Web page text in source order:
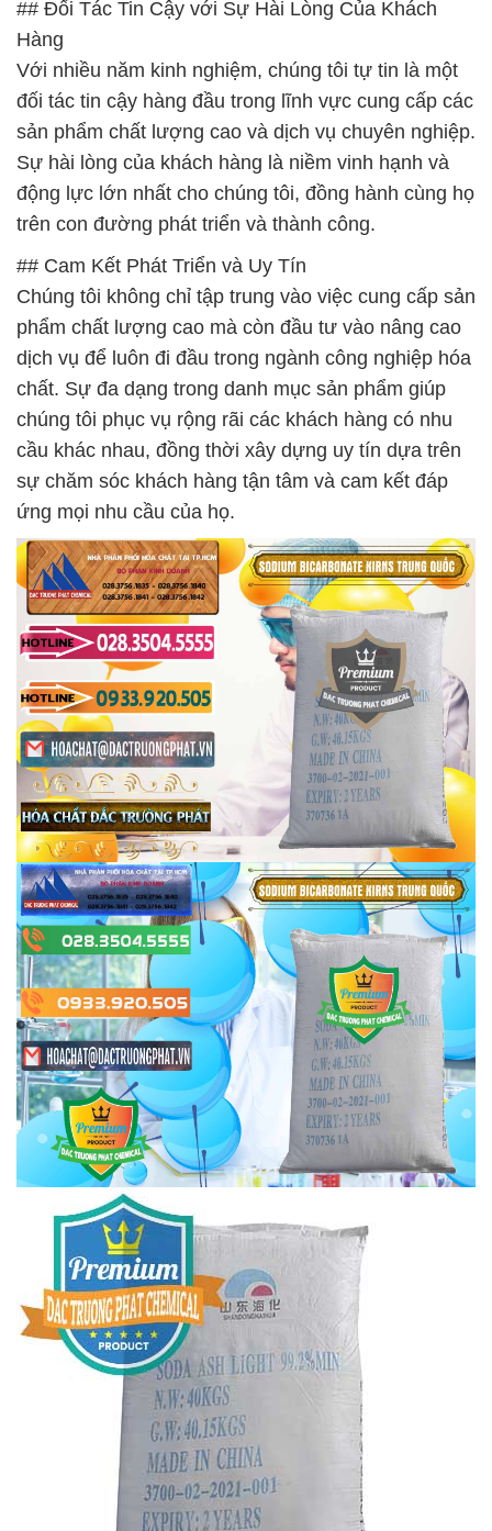
## Đối Tác Tin Cậy với Sự Hài Lòng Của Khách
Hàng
Với nhiều năm kinh nghiệm, chúng tôi tự tin là một
đối tác tin cậy hàng đầu trong lĩnh vực cung cấp các
sản phẩm chất lượng cao và dịch vụ chuyên nghiệp.
Sự hài lòng của khách hàng là niềm vinh hạnh và
động lực lớn nhất cho chúng tôi, đồng hành cùng họ
trên con đường phát triển và thành công.
## Cam Kết Phát Triển và Uy Tín
Chúng tôi không chỉ tập trung vào việc cung cấp sản
phẩm chất lượng cao mà còn đầu tư vào nâng cao
dịch vụ để luôn đi đầu trong ngành công nghiệp hóa
chất. Sự đa dạng trong danh mục sản phẩm giúp
chúng tôi phục vụ rộng rãi các khách hàng có nhu
cầu khác nhau, đồng thời xây dựng uy tín dựa trên
sự chăm sóc khách hàng tận tâm và cam kết đáp
ứng mọi nhu cầu của họ.